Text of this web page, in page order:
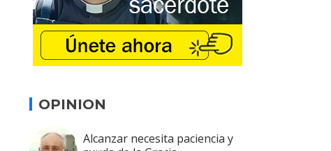
OPINION
Alcanzar necesita paciencia y